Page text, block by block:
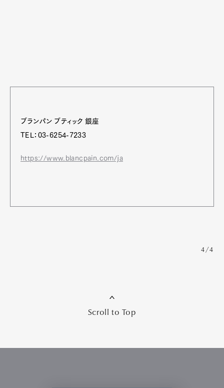
ブランパン ブティック 銀座
TEL：03-6254-7233
https://www.blancpain.com/ja
4/4
Scroll to Top